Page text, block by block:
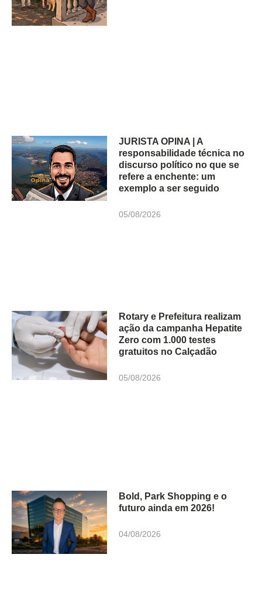
JURISTA OPINA | A
responsabilidade técnica no
discurso político no que se
refere a enchente: um
exemplo a ser seguido
05/08/2026
Rotary e Prefeitura realizam
ação da campanha Hepatite
Zero com 1.000 testes
gratuitos no Calçadão
05/08/2026
Bold, Park Shopping e o
futuro ainda em 2026!
04/08/2026